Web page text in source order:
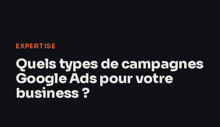
EXPERTISE
Quels types de campagnes
Google Ads pour votre
business ?